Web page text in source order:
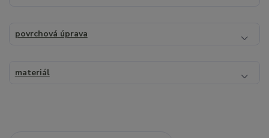
povrchová úprava
materiál